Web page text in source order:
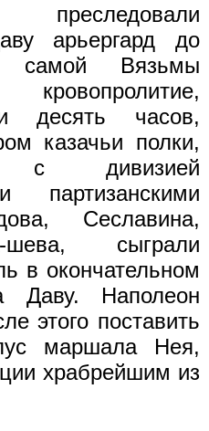
арьергард до
Вязьмы
десять часов,
казачьи полки,
с дивизией
партизанскими
Сеславина,
шева, сыграли
в окончательном
Даву. Наполеон
этого поставить
маршала Нея,
храбрейшим из